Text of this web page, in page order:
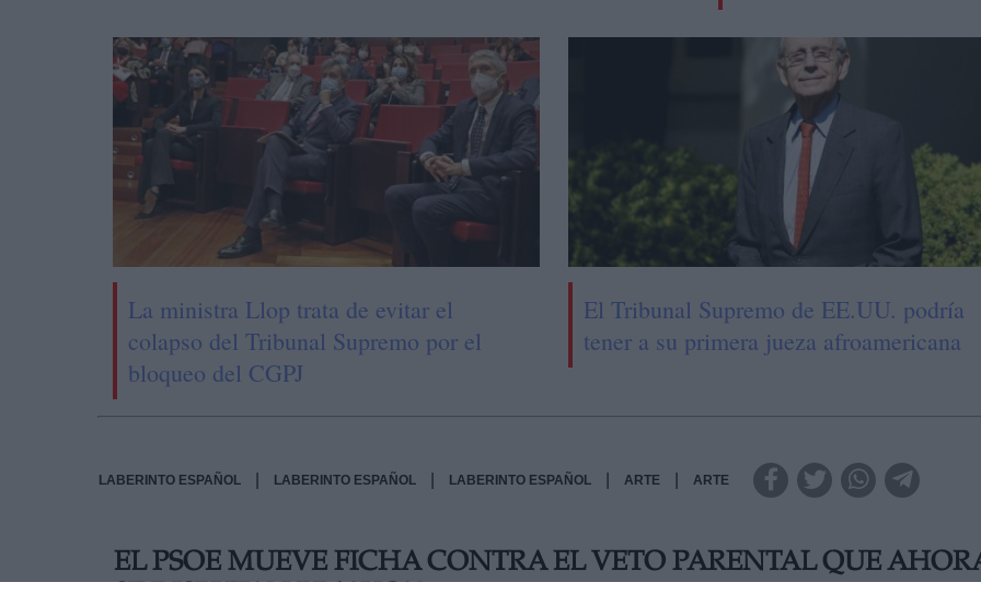
La ministra Llop trata de evitar el
colapso del Tribunal Supremo por el
bloqueo del CGPJ
El Tribunal Supremo de EE.UU. podría
tener a su primera jueza afroamericana
LABERINTO ESPAÑOL LABERINTO ESPAÑOL LABERINTO ESPAÑOL ARTE ARTE
EL PSOE MUEVE FICHA CONTRA EL VETO PARENTAL QUE